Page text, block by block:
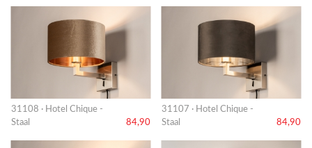
31108 · Hotel Chique -
Staal
84,90
31107 · Hotel Chique -
Staal
84,90